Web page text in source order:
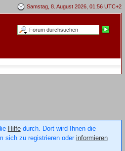
Samstag, 8. August 2026, 01:56 UTC+2
Hilfedurch. Dort wird Ihnen die
sich zu registrieren oder informieren